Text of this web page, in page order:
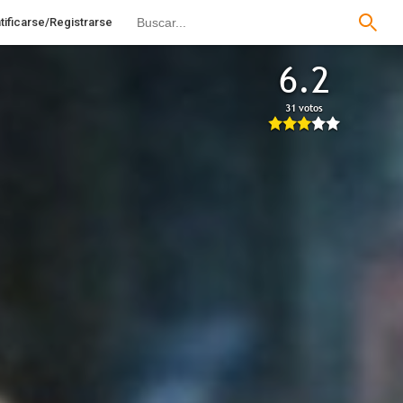
Registrarse
6.2
31 votos